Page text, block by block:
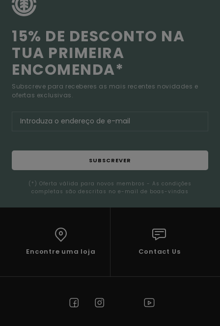
15% DE DESCONTO NA
TUA PRIMEIRA
ENCOMENDA*
Subscreve para receberes as mais recentes novidades e
ofertas exclusivas.
SUBSCREVER
(*) Oferta válida para novos membros - As condições
completas são descritas no e-mail de boas-vindas
Encontre uma loja Contact Us